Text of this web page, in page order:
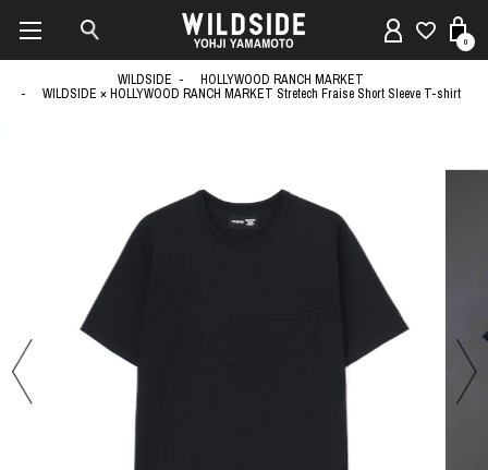
0
WILDSIDE
HOLLYWOOD RANCH MARKET
WILDSIDE × HOLLYWOOD RANCH MARKET Stretech Fraise Short Sleeve T-shirt